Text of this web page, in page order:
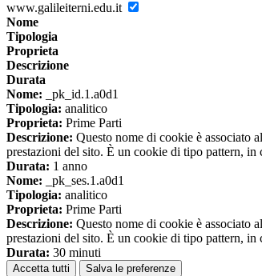
www.galileiterni.edu.it
Nome
Tipologia
Proprieta
Descrizione
Durata
Nome: _pk_id.1.a0d1
Tipologia: analitico
Proprieta: Prime Parti
Descrizione: Questo nome di cookie è associato
prestazioni del sito. È un cookie di tipo pattern,
Durata: 1 anno
Nome: _pk_ses.1.a0d1
Tipologia: analitico
Proprieta: Prime Parti
Descrizione: Questo nome di cookie è associato
prestazioni del sito. È un cookie di tipo pattern,
Durata: 30 minuti
Accetta tutti Salva le preferenze